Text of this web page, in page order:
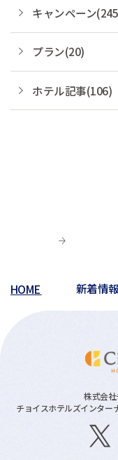
キャンペーン
プラン(20)
ホテル記事(106)
HOME 新着情報
株式会社
チョイスホテルズインター